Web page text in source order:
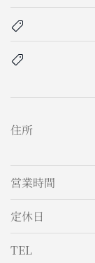
住所
営業時間
定休日
TEL